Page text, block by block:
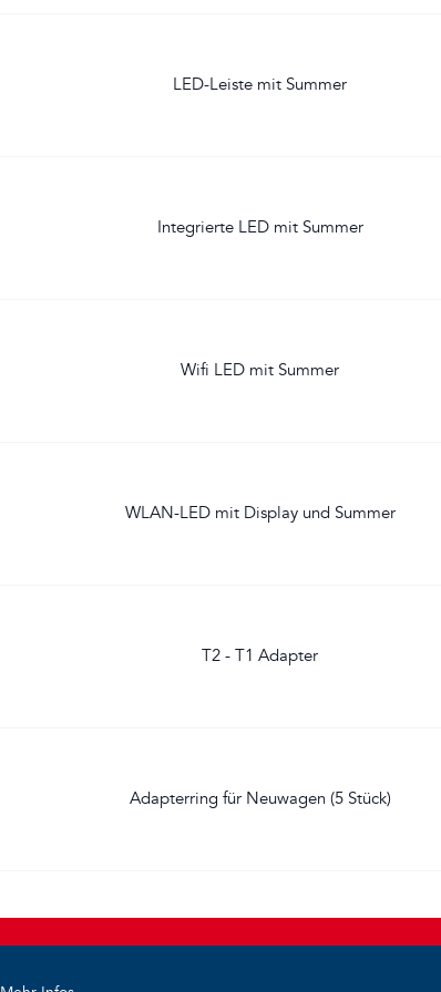
LED-Leiste mit Summer
Integrierte LED mit Summer
Wifi LED mit Summer
WLAN-LED mit Display und Summer
T2 - T1 Adapter
Adapterring für Neuwagen (5 Stück)